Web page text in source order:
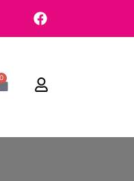
0